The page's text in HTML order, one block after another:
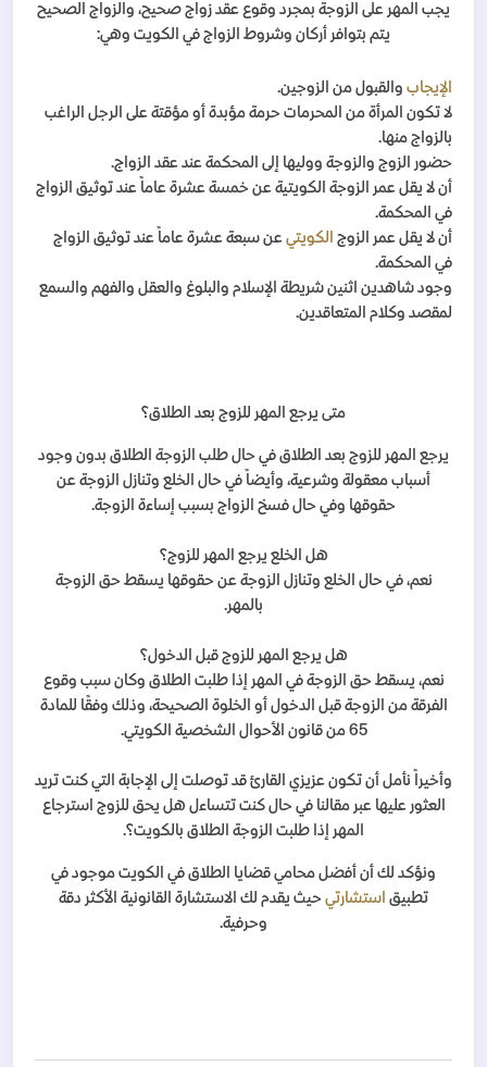
يجب المهر على الزوجة بمجرد وقوع عقد زواج صحيح، والزواج الصحيح
يتم بتوافر أركان وشروط الزواج في الكويت وهي:
الإيجاب والقبول من الزوجين.
لا تكون المرأة من المحرمات حرمة مؤبدة أو مؤقتة على الرجل الراغب
بالزواج منها.
حضور الزوج والزوجة ووليها إلى المحكمة عند عقد الزواج.
أن لا يقل عمر الزوجة الكويتية عن خمسة عشرة عاماً عند توثيق الزواج
في المحكمة.
أن لا يقل عمر الزوج
الكويتي عن سبعة عشرة عاماً عند توثيق الزواج
في المحكمة.
وجود شاهدين اثنين شريطة الإسلام والبلوغ والعقل والفهم والسمع
لمقصد وكلام المتعاقدين.
متى يرجع المهر للزوج بعد الطلاق؟
يرجع المهر للزوج بعد الطلاق في حال طلب الزوجة الطلاق بدون وجود
أسباب معقولة وشرعية، وأيضاً في حال الخلع وتنازل الزوجة عن
حقوقها وفي حال فسخ الزواج بسبب إساءة الزوجة.
هل الخلع يرجع المهر للزوج؟
نعم، في حال الخلع وتنازل الزوجة عن حقوقها يسقط حق الزوجة
بالمهر.
هل يرجع المهر للزوج قبل الدخول؟
نعم، يسقط حق الزوجة في المهر إذا طلبت الطلاق وكان سبب وقوع
الفرقة من الزوجة قبل الدخول أو الخلوة الصحيحة، وذلك وفقًا للمادة
65 من قانون الأحوال الشخصية الكويتي.
وأخيراً نأمل أن تكون عزيزي القارئ قد توصلت إلى الإجابة التي كنت تريد
العثور عليها عبر مقالنا في حال كنت تتساءل هل يحق للزوج استرجاع
المهر إذا طلبت الزوجة الطلاق بالكويت؟.
ونؤكد لك أن أفضل محامي قضايا الطلاق في الكويت موجود في
تطبيق استشارتي حيث يقدم لك الاستشارة القانونية الأكثر دقة
وحرفية.